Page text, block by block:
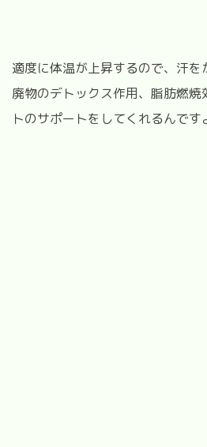
適度に体温が上昇するので、汗
廃物のデトックス作用、脂肪燃焼
トのサポートをしてくれるんです